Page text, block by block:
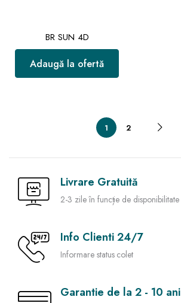
BR SUN 4D
Adaugă la ofertă
1 2
Livrare Gratuită
2-3 zile în funcție de disponibilitate
Info Clienti 24/7
Informare status colet
Garantie de la 2 - 10 ani